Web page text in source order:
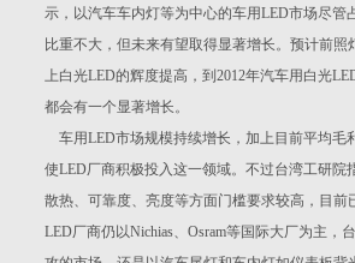
示，以汽车车内灯等为中心的车用LED市场尽管
比重不大，但未来有望取得显著增长。预计前照
上白光LED的辉度提高，到2012年汽车用白光
都会有一个显著增长。
车用LED市场规模持续增长，加上目前平均毛
使LED厂商积极投入这一领域。不过台湾工研院
散热、可靠度、亮度等方面门槛要求较高，目前
LED厂商仍以Nichias、Osram等国际大厂为主，